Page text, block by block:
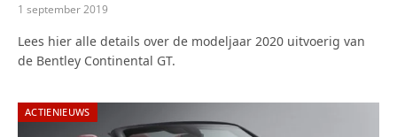
1 september 2019
Lees hier alle details over de modeljaar 2020 uitvoerig van
de Bentley Continental GT.
ACTIENIEUWS